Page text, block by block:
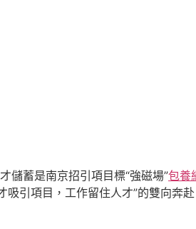
儲蓄是南京招引項目標“強磁場”包養
引項目，工作留住人才”的雙向奔赴